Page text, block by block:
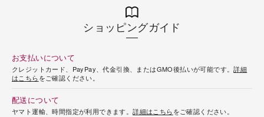
ショッピングガイド
お支払いについて
クレジットカード、PayPay、代金引換、またはGMO後払いが可能です。詳細
はこちらをご確認ください。
配送について
ヤマト運輸、時間指定が利用できます。詳細はこちらをご確認ください。